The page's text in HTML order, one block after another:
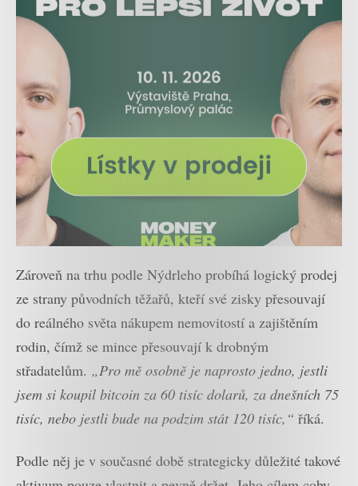
Zároveň na trhu podle Nýdrleho probíhá logický prodej
ze strany původních těžařů, kteří své zisky přesouvají
do reálného světa nákupem nemovitostí a zajištěním
rodin, čímž se mince přesouvají k drobným
střadatelům. „Pro mě osobně je naprosto jedno, jestli
jsem si koupil bitcoin za 60 tisíc dolarů, za dnešních 75
tisíc, nebo jestli bude na podzim stát 120 tisíc,“ říká.
Podle něj je v současné době strategicky důležité takové